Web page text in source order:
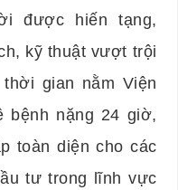
được hiến tạng,
kỹ thuật vượt trội
gian nằm Viện
bệnh nặng 24 giờ,
toàn diện cho các
tư trong lĩnh vực